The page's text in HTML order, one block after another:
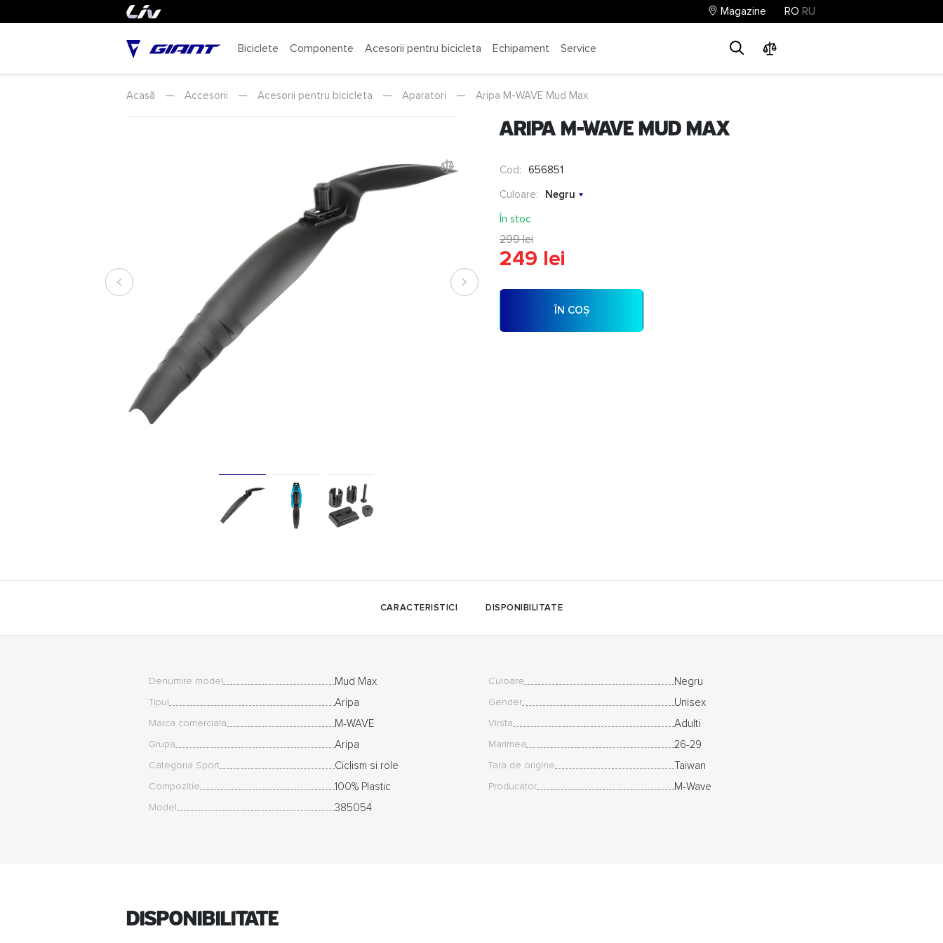
Magazine RO RU
Biciclete Componente Acesorii pentru bicicleta Echipament Service
Acasă — Accesorii — Acesorii pentru bicicleta — Aparatori — Aripa M-WAVE Mud Max
Aripa M-WAVE Mud Max
Cod:
656851
Culoare:
Negru
În stoc
299 lei
249 lei
ÎN COȘ
CARACTERISTICI DISPONIBILITATE
Denumire model Mud Max
Tipul Aripa
Marca comerciala M-WAVE
Grupa Aripa
Categoria Sport Ciclism si role
Compozitie 100% Plastic
Model 385054
Culoare Negru
Gender Unisex
Virsta Adulti
Marimea 26-29
Tara de origine Taiwan
Producator M-Wave
Disponibilitate